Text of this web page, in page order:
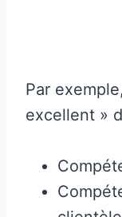
Par
excellent »